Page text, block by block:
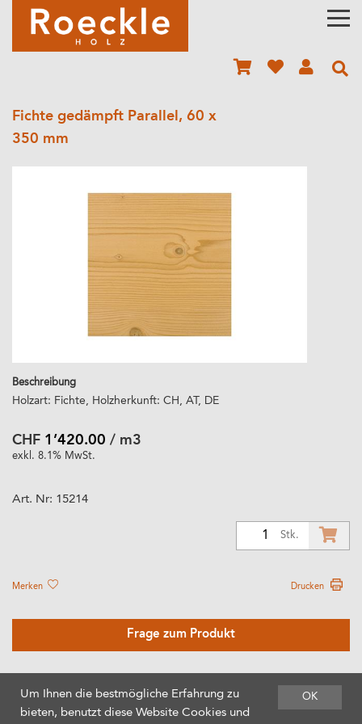
Fichte gedämpft Parallel, 60 x
350 mm
Beschreibung
Holzart: Fichte, Holzherkunft: CH, AT, DE
CHF 1’420.00 / m3
exkl. 8.1% MwSt.
Art. Nr: 15214
Stk.
Merken Drucken
Frage zum Produkt
OK
Um Ihnen die bestmögliche Erfahrung zu
bieten, benutzt diese Website Cookies und